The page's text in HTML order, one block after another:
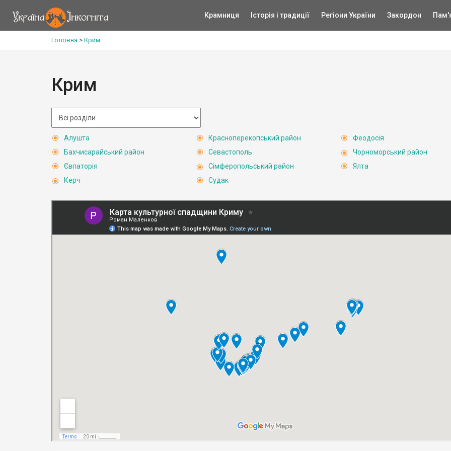
Крамниця Історія і традиції Регіони України Закордон
Головна > Крим
Крим
Алушта
Бахчисарайський район
Євпаторія
Керч
Красноперекопський район
Севастополь
Сімферопольський район
Судак
Феодосія
Чорноморський район
Ялта